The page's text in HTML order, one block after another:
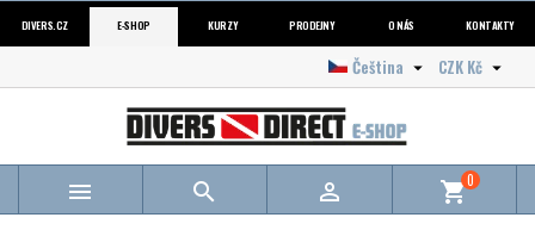
DIVERS.CZ E-SHOP KURZY PRODEJNY O NÁS KONTAKTY
CZK Kč 
Čeština 
   shopping_cart0